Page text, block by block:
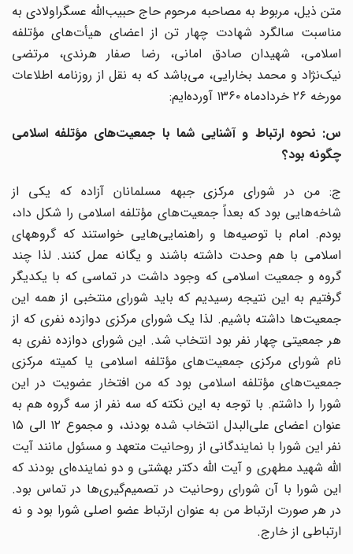
متن ذیل، مربوط به مصاحبه مرحوم حاج حبیب‌الله عسگراولادی به
مناسبت سالگرد شهادت چهار تن از اعضای هیأت‌های مؤتلفه
اسلامی، شهیدان صادق امانی، رضا صفار هرندی، مرتضی
نیک‌نژاد و محمد بخارایی، می‌باشد که به نقل از روزنامه اطلاعات
مورخه ۲۶ خردادماه ۱۳۶۰ آورده‌ایم:
س: نحوه ارتباط و آشنایی شما با جمعیت‌های مؤتلفه اسلامی
چگونه بود؟
ج: من در شورای مرکزی جبهه مسلمانان آزاده که یکی از
شاخه‌هایی بود که بعداً جمعیت‌های مؤتلفه اسلامی را شکل داد،
بودم. امام با توصیه‌ها و راهنمایی‌هایی خواستند که گروههای
اسلامی با هم وحدت داشته باشند و یگانه عمل کنند. لذا چند
گروه و جمعیت اسلامی که وجود داشت در تماسی که با یکدیگر
گرفتیم به این نتیجه رسیدیم که باید شورای منتخبی از همه این
جمعیت‌ها داشته باشیم. لذا یک شورای مرکزی دوازده نفری که از
هر جمعیتی چهار نفر بود انتخاب شد. این شورای دوازده نفری به
نام شورای مرکزی جمعیت‌های مؤتلفه اسلامی یا کمیته مرکزی
جمعیت‌های مؤتلفه اسلامی بود که من افتخار عضویت در این
شورا را داشتم. با توجه به این نکته که سه نفر از سه گروه هم به
عنوان اعضای علی‌البدل انتخاب شده بودند، و مجموع ۱۲ الی ۱۵
نفر این شورا با نمایندگانی از روحانیت متعهد و مسئول مانند آیت
الله شهید مطهری و آیت الله دکتر بهشتی و دو نماینده‌ای بودند که
این شورا با آن شورای روحانیت در تصمیم‌گیری‌ها در تماس بود.
در هر صورت ارتباط من به عنوان ارتباط عضو اصلی شورا بود و نه
ارتباطی از خارج.